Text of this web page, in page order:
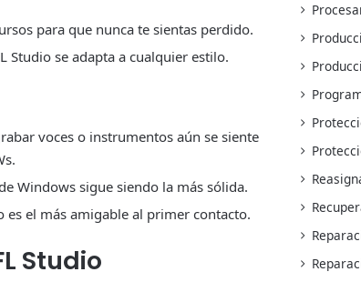
para que nunca te sientas perdido.
Studio se adapta a cualquier estilo.
voces o instrumentos aún se siente
Windows sigue siendo la más sólida.
es el más amigable al primer contacto.
Studio